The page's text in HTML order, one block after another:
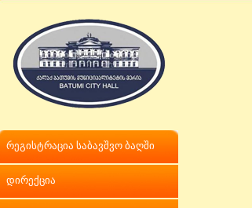
რეგისტრაცია საბავშვო ბაღში
დირექცია